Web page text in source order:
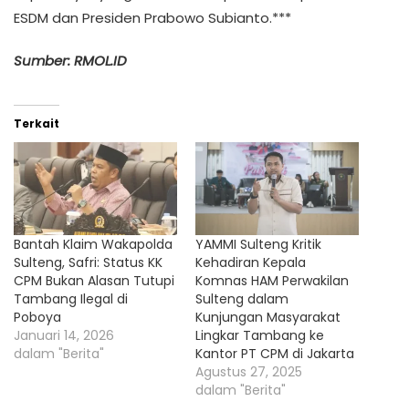
ESDM dan Presiden Prabowo Subianto.***
Sumber: RMOL.ID
Terkait
Bantah Klaim Wakapolda
Sulteng, Safri: Status KK
CPM Bukan Alasan Tutupi
Tambang Ilegal di
Poboya
Januari 14, 2026
dalam "Berita"
YAMMI Sulteng Kritik
Kehadiran Kepala
Komnas HAM Perwakilan
Sulteng dalam
Kunjungan Masyarakat
Lingkar Tambang ke
Kantor PT CPM di Jakarta
Agustus 27, 2025
dalam "Berita"